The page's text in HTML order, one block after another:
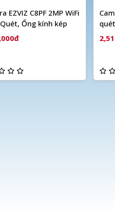
EZVIZ C8PF 2MP WiFi
Ống kính kép
báo